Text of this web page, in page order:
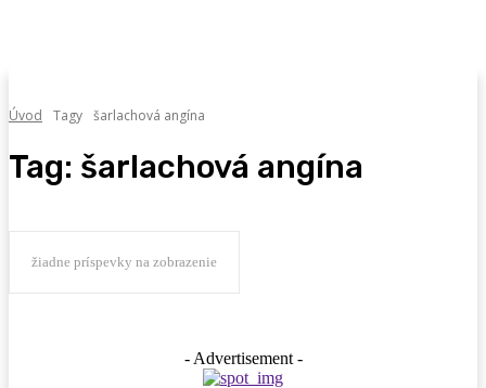
Úvod Tagy šarlachová angína
Tag: šarlachová angína
žiadne príspevky na zobrazenie
- Advertisement -